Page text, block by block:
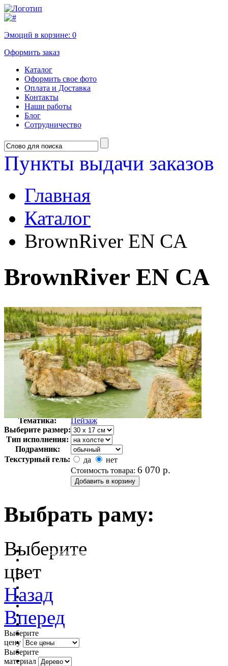
Эмоций в корзине: 0
Оформить заказ
Каталог
Оформить свое фото
Оплата и Доставка
Контакты
Наши работы
Блог
Сотрудничество
Пункты выдачи заказов
Главная
Каталог
BrownRiver EN CA
BrownRiver EN CA
Автор:
Неизвестно
Арт-стиль
Фотография
Тематика:
Пейзаж
Выберите размер:
Тип исполнения:
Подрамник:
Текстурный гель:
да
нет
Стоимость товара: 6 070 р.
Выбрать раму:
очистить фильтр цвета
Выберите
цвет
Назад
Вперед
Выберите
цену
Выберите
материал